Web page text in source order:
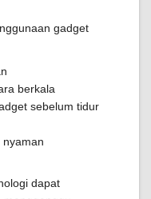
gadget
berkala
sebelum tidur
nyaman
dapat